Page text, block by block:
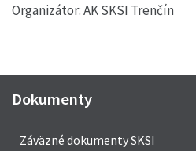
Organizátor: AK SKSI Trenčín
Dokumenty
Záväzné dokumenty SKSI